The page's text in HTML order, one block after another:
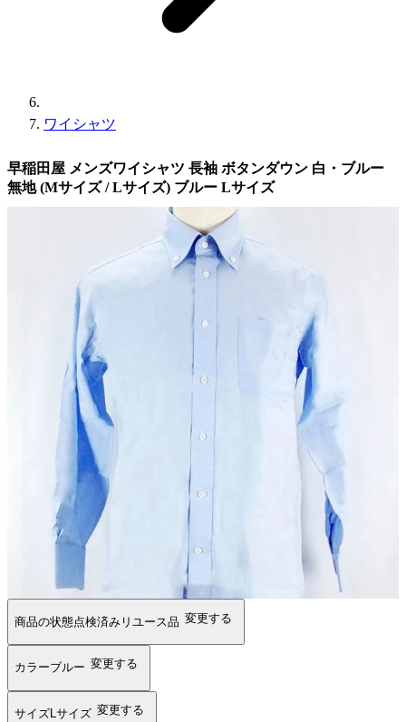
ワイシャツ
早稲田屋 メンズワイシャツ 長袖 ボタンダウン 白・ブルー
無地 (Mサイズ / Lサイズ) ブルー Lサイズ
商品の状態点検済みリユース品 変更する
カラーブルー 変更する
サイズLサイズ 変更する